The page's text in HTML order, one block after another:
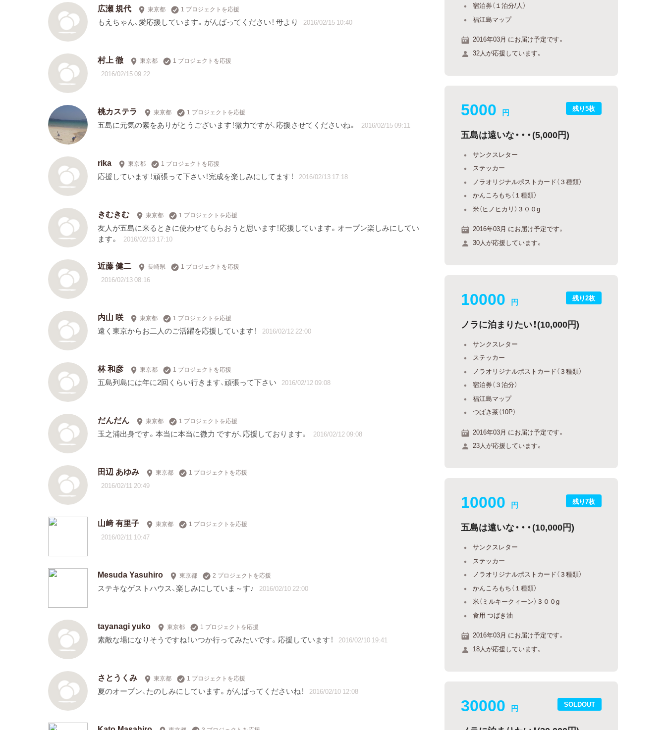
広瀬 規代 東京都 1 プロジェクトを応援
もえちゃん、愛応援しています。がんばってください！ 母より 2016/02/15 10:40
村上 徹 東京都 1 プロジェクトを応援
2016/02/15 09:22
桃カステラ 東京都 1 プロジェクトを応援
五島に元気の素をありがとうございます！微力ですが、応援させてくださいね。 2016/02/15 09:11
rika 東京都 1 プロジェクトを応援
応援しています！頑張って下さい！完成を楽しみにしてます！ 2016/02/13 17:18
きむきむ 東京都 1 プロジェクトを応援
友人が五島に来るときに使わせてもらおうと思います！応援しています。オープン楽しみにしてい
ます。
2016/02/13 17:10
近藤 健二 長崎県 1 プロジェクトを応援
2016/02/13 08:16
内山 咲 東京都 1 プロジェクトを応援
遠く東京からお二人のご活躍を応援しています！ 2016/02/12 22:00
林 和彦 東京都 1 プロジェクトを応援
五島列島には年に2回くらい行きます、頑張って下さい 2016/02/12 09:08
だんだん 東京都 1 プロジェクトを応援
玉之浦出身です。本当に本当に微力 ですが、応援しております。 2016/02/12 09:08
田辺 あゆみ 東京都 1 プロジェクトを応援
2016/02/11 20:49
山﨑 有里子 東京都 1 プロジェクトを応援
2016/02/11 10:47
Mesuda Yasuhiro 東京都 2 プロジェクトを応援
ステキなゲストハウス、楽しみにしていま～す♪ 2016/02/10 22:00
tayanagi yuko 東京都 1 プロジェクトを応援
素敵な場になりそうですね！いつか行ってみたいです。応援しています！ 2016/02/10 19:41
さとうくみ 東京都 1 プロジェクトを応援
夏のオープン、たのしみにしています。がんばってくださいね！ 2016/02/10 12:08
宿泊券（１泊分/人）
福江島マップ
2016年03月 にお届け予定です。
32人が応援しています。
残り5枚
5000 円
五島は遠いな・・・(5,000円)
サンクスレター
ステッカー
ノラオリジナルポストカード（３種類）
かんころもち（１種類）
米（ヒノヒカリ）３００g
2016年03月 にお届け予定です。
30人が応援しています。
残り2枚
10000 円
ノラに泊まりたい！(10,000円)
サンクスレター
ステッカー
ノラオリジナルポストカード（３種類）
宿泊券（３泊分）
福江島マップ
つばき茶（10P）
2016年03月 にお届け予定です。
23人が応援しています。
残り7枚
10000 円
五島は遠いな・・・(10,000円)
サンクスレター
ステッカー
ノラオリジナルポストカード（３種類）
かんころもち（１種類）
米（ミルキークィーン）３００g
食用 つばき油
2016年03月 にお届け予定です。
18人が応援しています。
SOLDOUT
30000 円